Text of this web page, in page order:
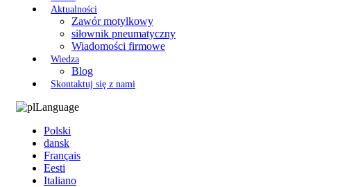
Aktualności
Zawór motylkowy
siłownik pneumatyczny
Wiadomości firmowe
Wiedza
Blog
Skontaktuj się z nami
Language
Polski
dansk
Français
Eesti
Italiano